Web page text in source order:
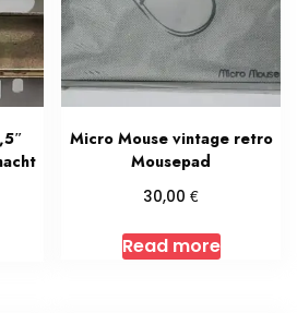
Micro Mouse vintage retro
Mousepad
30,00€
Read more